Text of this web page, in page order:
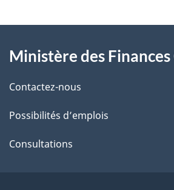
l
s
l
a
o
t
e
é
t
propos
de
ce
site
Ministère des Finances
Contactez-nous
Possibilités d’emplois
Consultations